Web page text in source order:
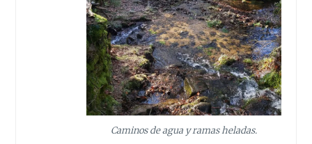
Caminos de agua y ramas heladas.